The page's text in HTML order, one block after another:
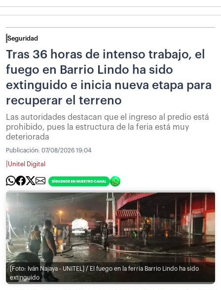
Seguridad
Tras 36 horas de intenso trabajo, el
fuego en Barrio Lindo ha sido
extinguido e inicia nueva etapa para
recuperar el terreno
Las autoridades destacan que el ingreso al predio está
prohibido, pues la estructura de la feria está muy
deteriorada
Publicación: 07/08/2026 19:04
Unitel Digital
[Foto: Iván Najaya - UNITEL] / El fuego en la ferria Barrio Lindo ha sido
extinguido